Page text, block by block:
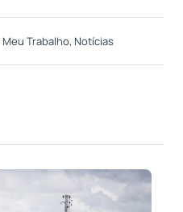
Meu Trabalho, Notícias